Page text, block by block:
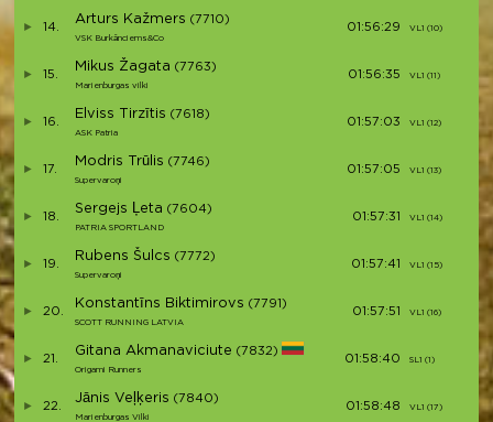
14.
Arturs Kažmers (7710)
VSK Burkānciems&Co
01:56:29 VL1 (10)
15.
Mikus Žagata (7763)
Marienburgas vilki
01:56:35 VL1 (11)
16.
Elviss Tirzītis (7618)
ASK Patria
01:57:03 VL1 (12)
17.
Modris Trūlis (7746)
Supervaroņi
01:57:05 VL1 (13)
18.
Sergejs Ļeta (7604)
PATRIA SPORTLAND
01:57:31 VL1 (14)
19.
Rubens Šulcs (7772)
Supervaroņi
01:57:41 VL1 (15)
20.
Konstantīns Biktimirovs (7791)
SCOTT RUNNING LATVIA
01:57:51 VL1 (16)
21.
Gitana Akmanaviciute (7832)
Origami Runners
01:58:40 SL1 (1)
22.
Jānis Veļķeris (7840)
Marienburgas Vilki
01:58:48 VL1 (17)